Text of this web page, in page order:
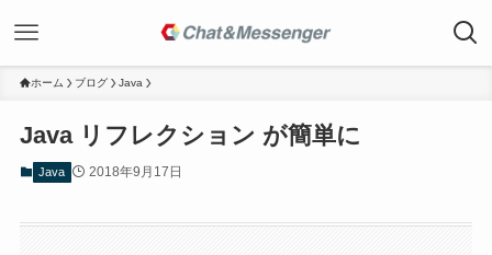
ホーム ブログ Java
Java リフレクション が簡単に
Java 2018年9月17日